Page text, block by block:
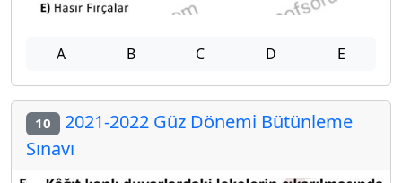
A B C D E
10 2021-2022 Güz Dönemi Bütünleme
Sınavı